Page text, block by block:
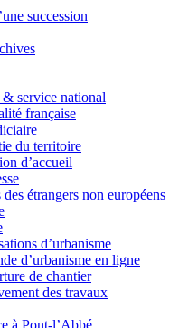
succession
service national
française
du territoire
d’accueil
étrangers non européens
d’urbanisme
d’urbanisme en ligne
de chantier
des travaux
à Pont-l’Abbé